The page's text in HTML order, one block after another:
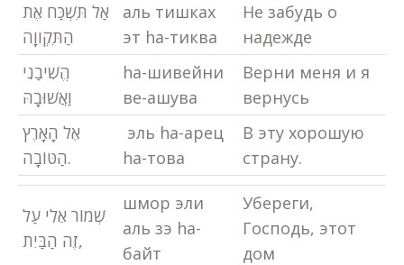
אַל תִּשְׁכַּח אֶת
הַתִּקְווָה
аль тишках
эт hа-тиква
Не забудь о
надежде
הֱשִׁיבַנִי
וַאֲשׁוּבָהּ
hа-шивейни
ве-ашува
Верни меня и я
вернусь
אֶל הָאָרֶץ
הַטּוֹבָה.
эль hа-арец
hа-това
В эту хорошую
страну.
שְׁמוֹר אֵלִי עַל
זֶה הַבַּיִת,
шмор эли
аль зэ hа-
байт
Убереги,
Господь, этот
дом